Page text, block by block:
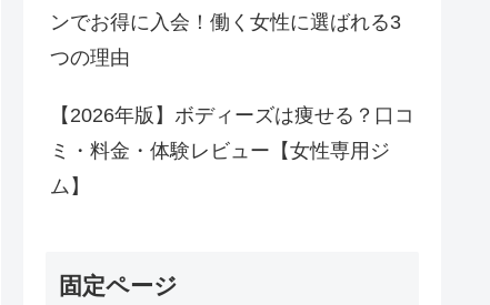
ンでお得に入会！働く女性に選ばれる3
つの理由
【2026年版】ボディーズは痩せる？口コ
ミ・料金・体験レビュー【女性専用ジ
ム】
固定ページ